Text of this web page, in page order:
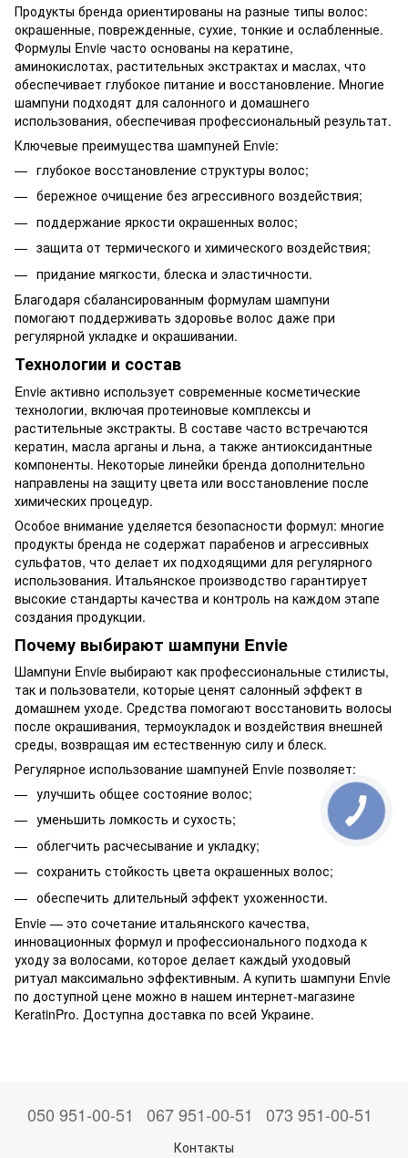
Продукты бренда ориентированы на разные типы волос:
окрашенные, поврежденные, сухие, тонкие и ослабленные.
Формулы Envie часто основаны на кератине,
аминокислотах, растительных экстрактах и маслах, что
обеспечивает глубокое питание и восстановление. Многие
шампуни подходят для салонного и домашнего
использования, обеспечивая профессиональный результат.
Ключевые преимущества шампуней Envie:
глубокое восстановление структуры волос;
бережное очищение без агрессивного воздействия;
поддержание яркости окрашенных волос;
защита от термического и химического воздействия;
придание мягкости, блеска и эластичности.
Благодаря сбалансированным формулам шампуни
помогают поддерживать здоровье волос даже при
регулярной укладке и окрашивании.
Технологии и состав
Envie активно использует современные косметические
технологии, включая протеиновые комплексы и
растительные экстракты. В составе часто встречаются
кератин, масла арганы и льна, а также антиоксидантные
компоненты. Некоторые линейки бренда дополнительно
направлены на защиту цвета или восстановление после
химических процедур.
Особое внимание уделяется безопасности формул: многие
продукты бренда не содержат парабенов и агрессивных
сульфатов, что делает их подходящими для регулярного
использования. Итальянское производство гарантирует
высокие стандарты качества и контроль на каждом этапе
создания продукции.
Почему выбирают шампуни Envie
Шампуни Envie выбирают как профессиональные стилисты,
так и пользователи, которые ценят салонный эффект в
домашнем уходе. Средства помогают восстановить волосы
после окрашивания, термоукладок и воздействия внешней
среды, возвращая им естественную силу и блеск.
Регулярное использование шампуней Envie позволяет:
улучшить общее состояние волос;
уменьшить ломкость и сухость;
облегчить расчесывание и укладку;
сохранить стойкость цвета окрашенных волос;
обеспечить длительный эффект ухоженности.
Envie — это сочетание итальянского качества,
инновационных формул и профессионального подхода к
уходу за волосами, которое делает каждый уходовый
ритуал максимально эффективным. А купить шампуни Envie
по доступной цене можно в нашем интернет-магазине
KeratinPro. Доступна доставка по всей Украине.
050 951-00-51 067 951-00-51 073 951-00-51
Контакты